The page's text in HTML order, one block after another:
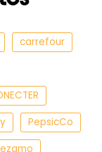
carrefour
PepsicCo